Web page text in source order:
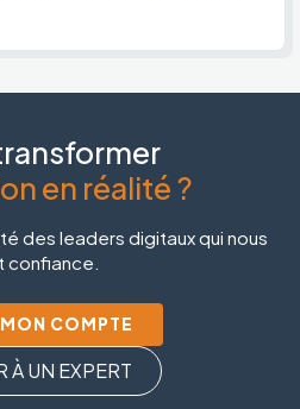
en réalité ?
des leaders digitaux qui nous
confiance.
MON COMPTE
À UN EXPERT